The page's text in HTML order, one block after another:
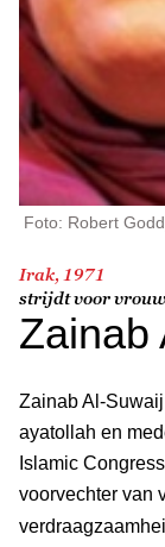
Foto: Robert
Irak, 1971
strijdt voor
Zainab
Zainab Al-
ayatollah en
Islamic
voorvechter van